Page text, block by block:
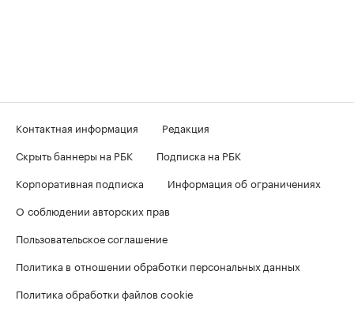
Контактная информация
Редакция
Скрыть баннеры на РБК
Подписка на РБК
Корпоративная подписка
Информация об ограничениях
О соблюдении авторских прав
Пользовательское соглашение
Политика в отношении обработки персональных данных
Политика обработки файлов cookie